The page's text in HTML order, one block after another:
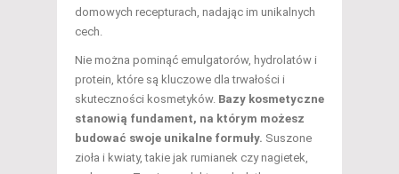
domowych recepturach, nadając im unikalnych
cech.
Nie można pominąć emulgatorów, hydrolatów i
protein, które są kluczowe dla trwałości i
skuteczności kosmetyków. Bazy kosmetyczne
stanowią fundament, na którym możesz
budować swoje unikalne formuły. Suszone
zioła i kwiaty, takie jak rumianek czy nagietek,